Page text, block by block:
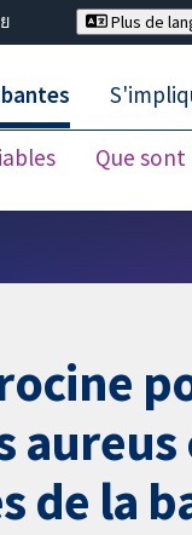
Plus de
Que sont
de la